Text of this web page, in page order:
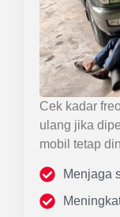
Cek kadar
ulang jika
mobil tetap
Menjaga